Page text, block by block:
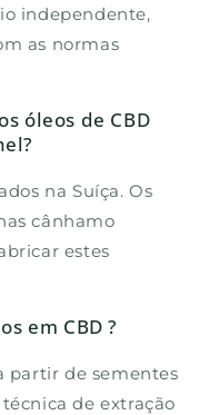
independente,
as normas
óleos de CBD
na Suíça. Os
cânhamo
estes
em CBD ?
partir de sementes
de extração